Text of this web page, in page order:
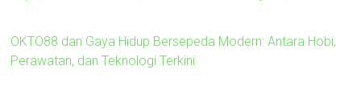
OKTO88 dan Gaya Hidup Bersepeda Modern: Antara Hobi,
Perawatan, dan Teknologi Terkini